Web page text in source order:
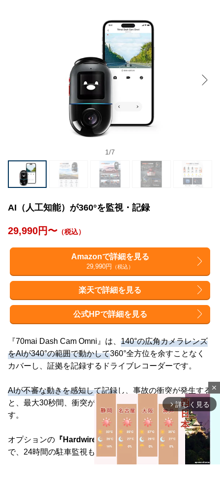
1/7
AI（人工知能）が360°を監視・記録
29,990円〜 （税込）
Amazonで詳細を見る
29,990円 （税込）
楽天で詳細を見る
公式HPで詳細を見る
『70mai Dash Cam Omni』は、 140°の広角カメラレンズ
をAIが340°の範囲で動かして360°全方位を余すことなく
カバーし、証拠を記録するドライブレコーダーです。
AIが不審な動きを感知して記録し、事故の衝突が発生する
と、最大30秒間、衝突が起こったポイントを記録しま
す。
オプションの 『Hardwire キット UP03』を購入すること
で、24時間の駐車監視も可能になります。
close
arrow_forward_ios 詳しく見る